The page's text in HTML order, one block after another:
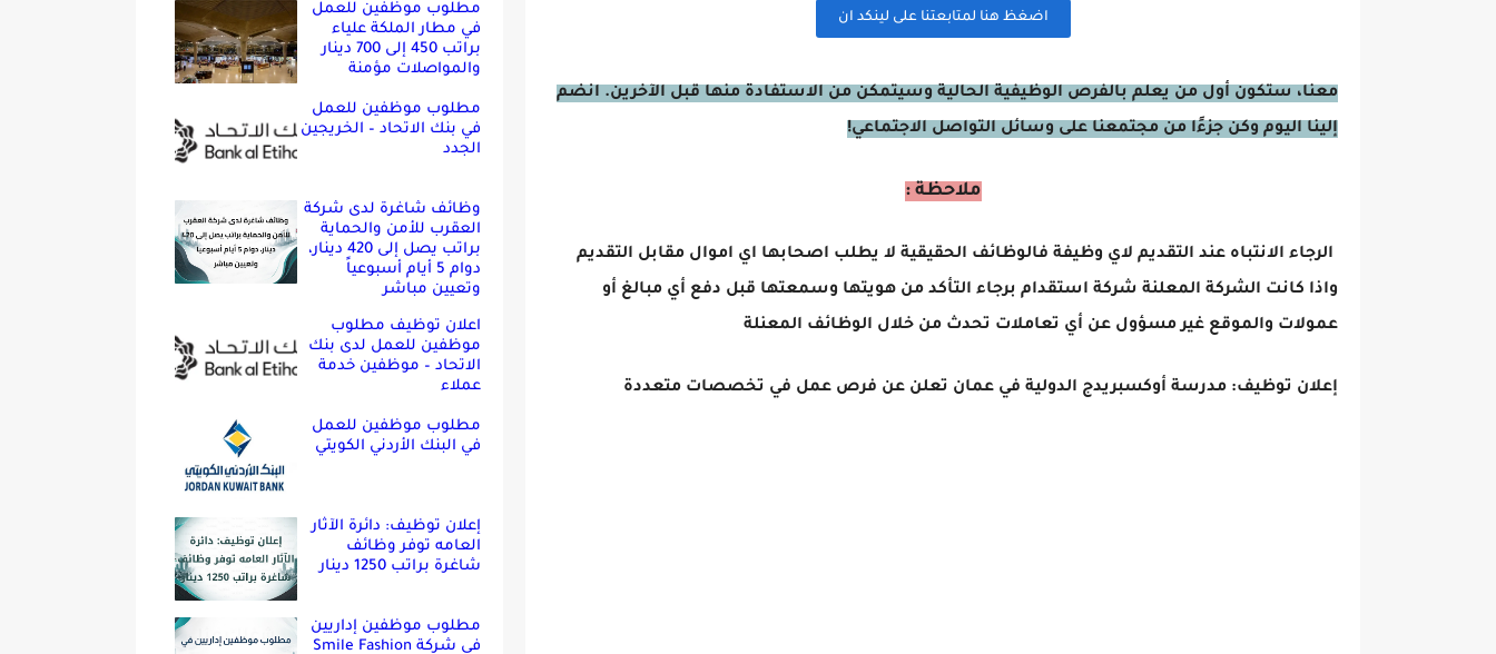
اضغظ هنا لمتابعتنا على لينكد ان
معنا، ستكون أول من يعلم بالفرص الوظيفية الحالية وسيتمكن من الاستفادة منها قبل الآخرين. انضم
إلينا اليوم وكن جزءًا من مجتمعنا على وسائل التواصل الاجتماعي!
ملاحظة :
الرجاء الانتباه عند التقديم لاي وظيفة فالوظائف الحقيقية لا يطلب اصحابها اي اموال مقابل التقديم
واذا كانت الشركة المعلنة شركة استقدام برجاء التأكد من هويتها وسمعتها قبل دفع أي مبالغ أو
عمولات والموقع غير مسؤول عن أي تعاملات تحدث من خلال الوظائف المعنلة
إعلان توظيف: مدرسة أوكسبريدج الدولية في عمان تعلن عن فرص عمل في تخصصات متعددة
مطلوب موظفين للعمل
في مطار الملكة علياء
براتب 450 إلى 700 دينار
والمواصلات مؤمنة
مطلوب موظفين للعمل
في بنك الاتحاد – الخريجين
الجدد
وظائف شاغرة لدى شركة
العقرب للأمن والحماية
براتب يصل إلى 420 دينار،
دوام 5 أيام أسبوعياً
وتعيين مباشر
اعلان توظيف مطلوب
موظفين للعمل لدى بنك
الاتحاد – موظفين خدمة
عملاء
مطلوب موظفين للعمل
في البنك الأردني الكويتي
إعلان توظيف: دائرة الآثار
العامه توفر وظائف
شاغرة براتب 1250 دينار
مطلوب موظفين إداريين
في شركة Smile Fashion